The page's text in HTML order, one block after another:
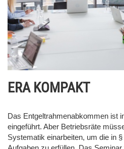
ERA KOMPAKT
Das Entgeltrahmenabkommen ist
eingeführt. Aber Betriebsräte
Systematik einarbeiten, um die in